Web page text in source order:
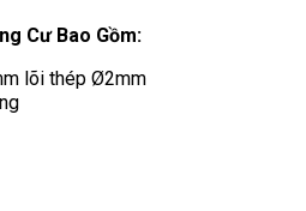
Cư Bao Gồm:
lõi thép Ø2mm